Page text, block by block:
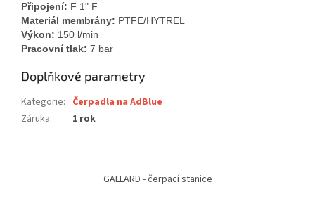
Připojení: F 1" F
Materiál membrány: PTFE/HYTREL
Výkon: 150 l/min
Pracovní tlak: 7 bar
Doplňkové parametry
Kategorie: Čerpadla na AdBlue
Záruka: 1 rok
GALLARD - čerpací stanice